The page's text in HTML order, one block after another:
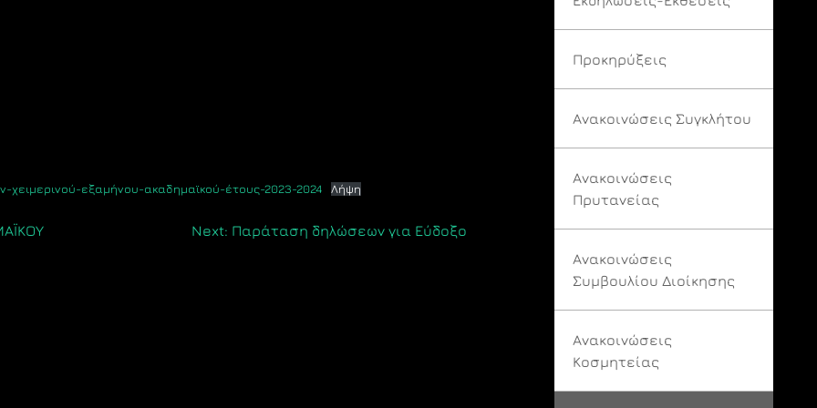
εξαμήνου-ακαδημαϊκού-έτους-2023-2024 Λήψη
Next: Παράταση δηλώσεων για Εύδοξο
Προκηρύξεις
Ανακοινώσεις Συγκλήτου
Ανακοινώσεις
Πρυτανείας
Ανακοινώσεις
Συμβουλίου Διοίκησης
Ανακοινώσεις
Κοσμητείας